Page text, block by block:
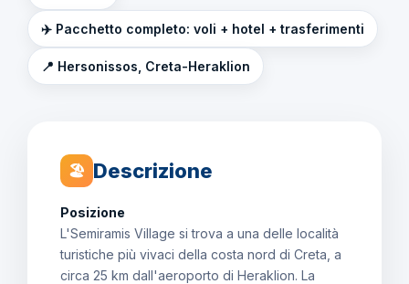
✈️ Pacchetto completo: voli + hotel + trasferimenti
📍 Hersonissos, Creta-Heraklion
🏖 Descrizione
Posizione
L'Semiramis Village si trova a una delle località
turistiche più vivaci della costa nord di Creta, a
circa 25 km dall'aeroporto di Heraklion. La